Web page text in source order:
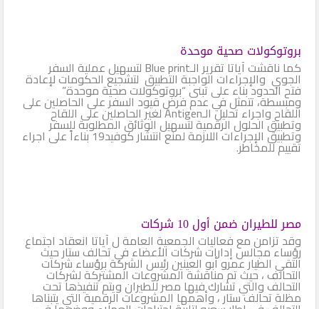
بروتوكولات صحية موحدة
كما ناقشت آياتا تقرير الـBlue print لتسهيل عملية السفر
الجوي والإجراءات الواجبة التطبيق لتشجيع الحكومات لإعادة
فتح الحدود بناء على تبنى “بروتوكولات صحية موحدة”
ومبسطة، تتمثل في عدم فرض قيود السفر على الحاصلين على
اللقاح واجراء تحليل الـAntigen لغير الحاصلين على اللقاح
وتطبيق الحلول الرقمية لتسهيل الوثائق المطلوبة للسفر
وتطبيق الإجراءات اللازمة لمنع انتشار كوفيد19 بناءاً على اجراء
تقييم للمخاطر.
مصر للطيران ضمن أول 10 شركات
وقد تزامن مع فعاليات الجمعية العامة ل آياتا انعقاد اجتماع
رؤساء مجالس إدارات شركات الأعضاء في تحالف ستار حيث
التقي الطيار عمرو أبو العينين رئيس الشركة برؤساء شركات
التحالف ، حيث تم مناقشة المشروعات المشتركة لشركات
التحالف والتي تشارك فيها مصر للطيران ويتم تنفيذها تحت
مظلة تحالف ستار ، وأهمها المشروعات الرقمية التي يتبناها